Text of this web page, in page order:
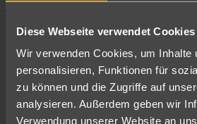
Diese Webseite verwendet Cookies
Wir verwenden Cookies, um Inhalte
personalisieren, Funktionen für
zu können und die Zugriffe auf
analysieren. Außerdem geben wir
Verwendung unserer Website an
Ändere die Kriterien nach deinen
Pauschal